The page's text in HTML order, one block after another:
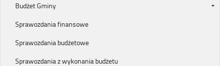
Budżet Gminy
Sprawozdania finansowe
Sprawozdania budżetowe
Sprawozdania z wykonania budżetu